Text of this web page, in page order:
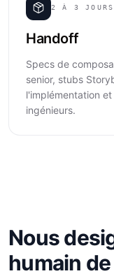
2 À 3 JOURS
Handoff
Specs de
senior, stubs
l'implémentation
ingénieurs.
Nous
humain de